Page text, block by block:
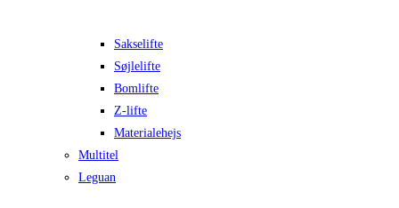
Sakselifte
Søjlelifte
Bomlifte
Z-lifte
Materialehejs
Multitel
Leguan